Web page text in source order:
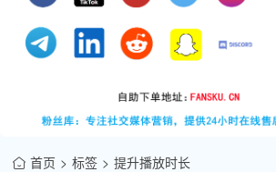
首页 标签 提升播放时长